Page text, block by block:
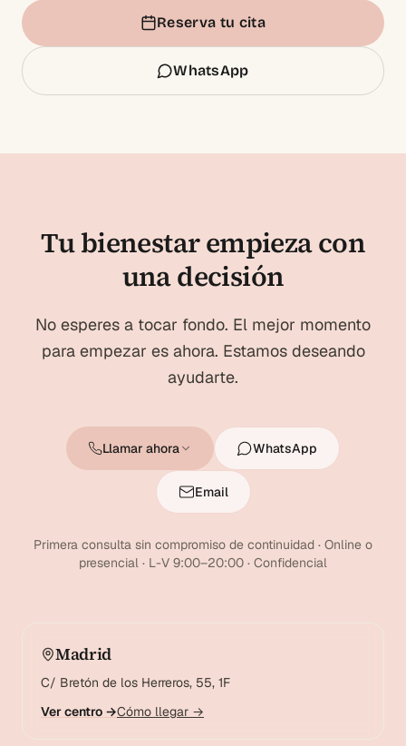
Reserva tu cita
WhatsApp
Tu bienestar empieza con
una decisión
No esperes a tocar fondo. El mejor momento
para empezar es ahora. Estamos deseando
ayudarte.
Llamar ahora WhatsApp
Email
Primera consulta sin compromiso de continuidad · Online o
presencial · L-V 9:00–20:00 · Confidencial
Madrid
C/ Bretón de los Herreros, 55, 1F
Ver centro →Cómo llegar →